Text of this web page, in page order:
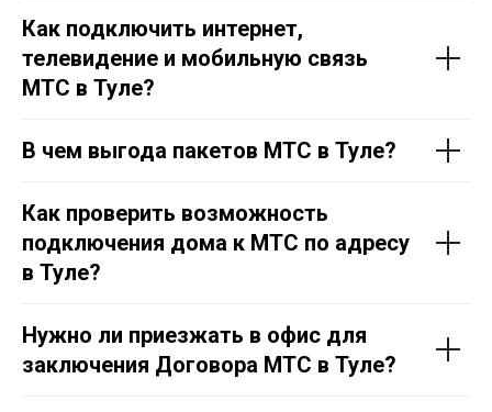
Как подключить интернет,
телевидение и мобильную связь
МТС в Туле?
В чем выгода пакетов МТС в Туле?
Как проверить возможность
подключения дома к МТС по адресу
в Туле?
Нужно ли приезжать в офис для
заключения Договора МТС в Туле?